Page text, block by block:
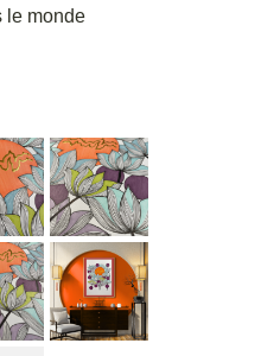
le monde